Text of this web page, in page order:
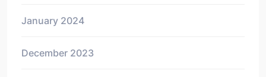
January 2024
December 2023